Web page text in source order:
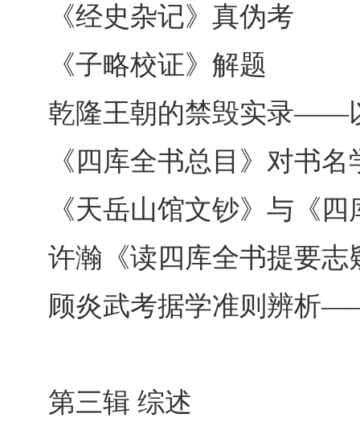
《经史杂记》真伪考
《子略校证》解题
乾隆王朝的禁毁实录――
《四库全书总目》对书
《天岳山馆文钞》与《
许瀚《读四库全书提要
顾炎武考据学准则辨析
第三辑 综述